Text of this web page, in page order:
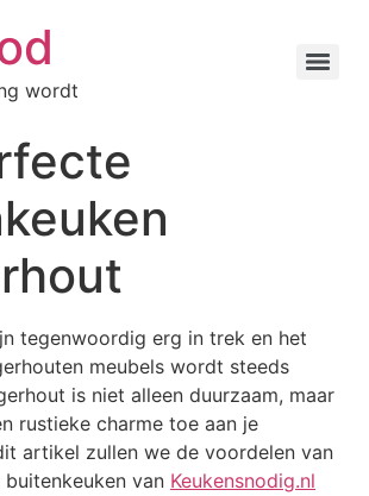
wordt
tegenwoordig erg in trek en het
meubels wordt steeds
is niet alleen duurzaam, maar
rustieke charme toe aan je
artikel zullen we de voordelen van
van Keukensnodig.nl